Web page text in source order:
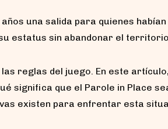
una salida para quienes
estatus sin abandonar el
reglas del juego. En este
significa que el Parole in Place
existen para enfrentar esta